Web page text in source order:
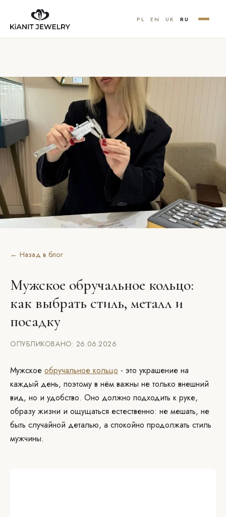
PL EN UK RU
← Назад в блог
Мужское обручальное кольцо:
как выбрать стиль, металл и
посадку
ОПУБЛИКОВАНО: 26.06.2026
Мужское обручальное кольцо - это украшение на
каждый день, поэтому в нём важны не только внешний
вид, но и удобство. Оно должно подходить к руке,
образу жизни и ощущаться естественно: не мешать, не
быть случайной деталью, а спокойно продолжать стиль
мужчины.